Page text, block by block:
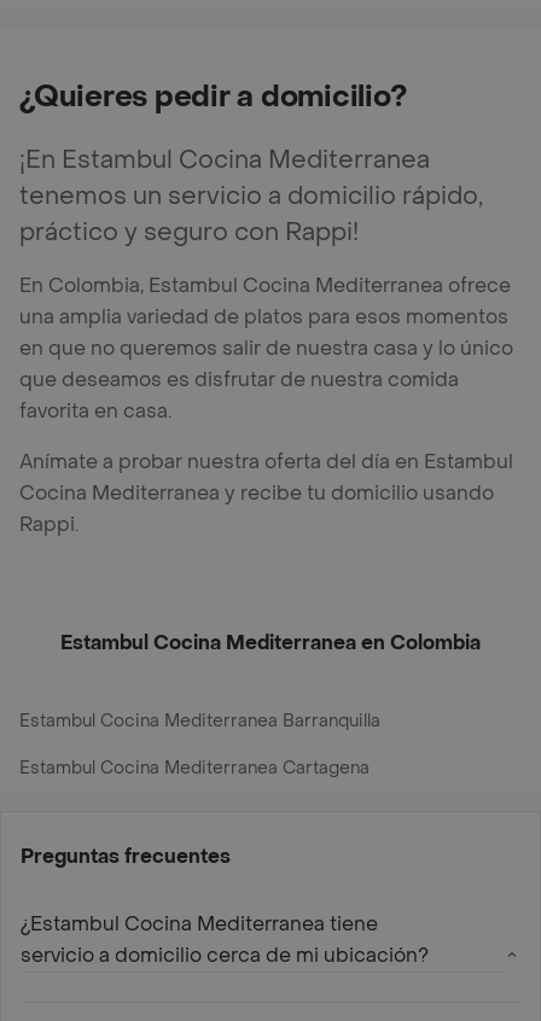
¿Quieres pedir a domicilio?
¡En Estambul Cocina Mediterranea
tenemos un servicio a domicilio rápido,
práctico y seguro con Rappi!
En Colombia, Estambul Cocina Mediterranea ofrece
una amplia variedad de platos para esos momentos
en que no queremos salir de nuestra casa y lo único
que deseamos es disfrutar de nuestra comida
favorita en casa.
Anímate a probar nuestra oferta del día en Estambul
Cocina Mediterranea y recibe tu domicilio usando
Rappi.
Estambul Cocina Mediterranea en Colombia
Estambul Cocina Mediterranea Barranquilla
Estambul Cocina Mediterranea Cartagena
Preguntas frecuentes
¿Estambul Cocina Mediterranea tiene
servicio a domicilio cerca de mi ubicación?